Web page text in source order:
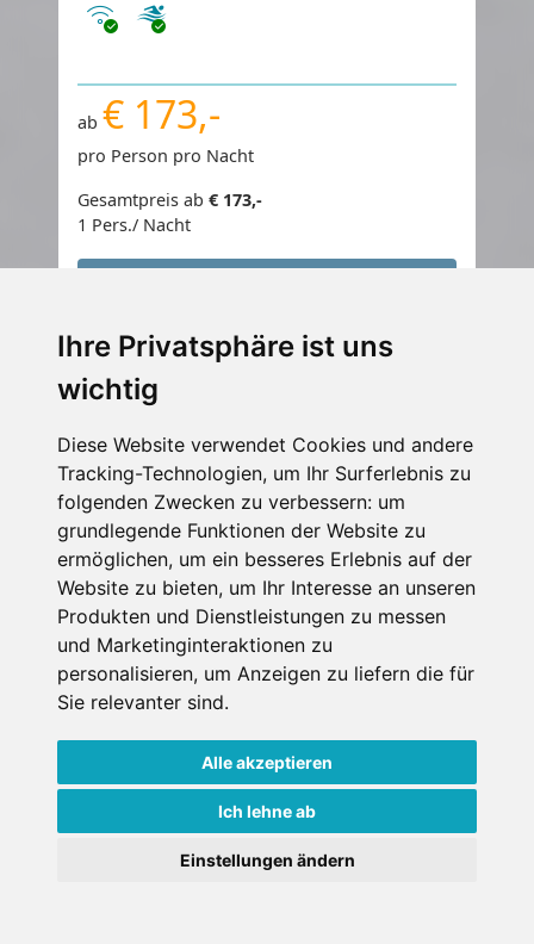
Ihre Privatsphäre ist uns
wichtig
Diese Website verwendet Cookies und andere
Tracking-Technologien, um Ihr Surferlebnis zu
folgenden Zwecken zu verbessern: um
grundlegende Funktionen der Website zu
ermöglichen, um ein besseres Erlebnis auf der
Website zu bieten, um Ihr Interesse an unseren
Produkten und Dienstleistungen zu messen
und Marketinginteraktionen zu
personalisieren, um Anzeigen zu liefern die für
Sie relevanter sind.
Alle akzeptieren
Ich lehne ab
Einstellungen ändern
Internet
ab € 173,-
pro Person pro Nacht
Gesamtpreis ab € 173,-
1 Pers./ Nacht
Hotel Val De Neu G.L.
Hotel
Baqueira, Katalonien, Spanien
Internet
€ 198,-